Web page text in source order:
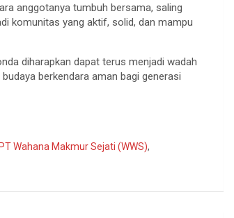
anggotanya tumbuh bersama, saling
komunitas yang aktif, solid, dan mampu
diharapkan dapat terus menjadi wadah
berkendara aman bagi generasi
PT Wahana Makmur Sejati (WWS),